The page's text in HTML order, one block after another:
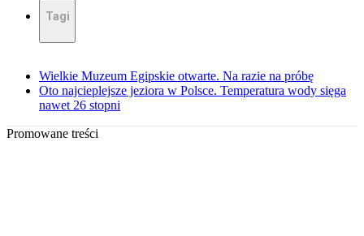
Tagi
Wielkie Muzeum Egipskie otwarte. Na razie na próbę
Oto najcieplejsze jeziora w Polsce. Temperatura wody sięga
nawet 26 stopni
Promowane treści